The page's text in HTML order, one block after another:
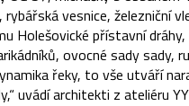
vesnice, železniční
Holešovické přístavní
ovocné sady sady,
řeky, to vše utváří
uvádí architekti z ateliéru